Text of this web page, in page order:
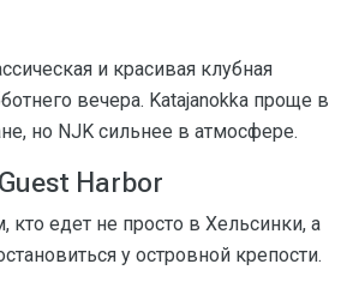
и красивая клубная
вечера. Katajanokka проще в
но NJK сильнее в атмосфере.
Harbor
кто едет не просто в Хельсинки, а
у островной крепости.